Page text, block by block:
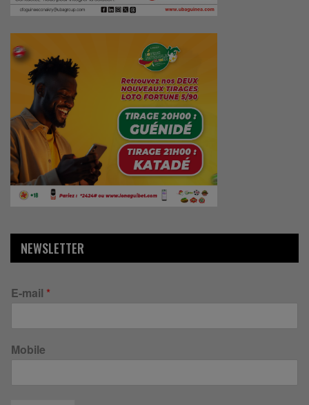
NEWSLETTER
E-mail *
Mobile